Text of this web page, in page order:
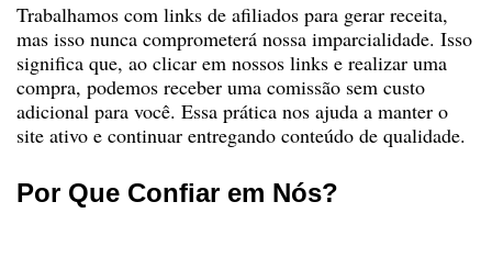
Trabalhamos com links de afiliados para gerar receita,
mas isso nunca comprometerá nossa imparcialidade. Isso
significa que, ao clicar em nossos links e realizar uma
compra, podemos receber uma comissão sem custo
adicional para você. Essa prática nos ajuda a manter o
site ativo e continuar entregando conteúdo de qualidade.
Por Que Confiar em Nós?